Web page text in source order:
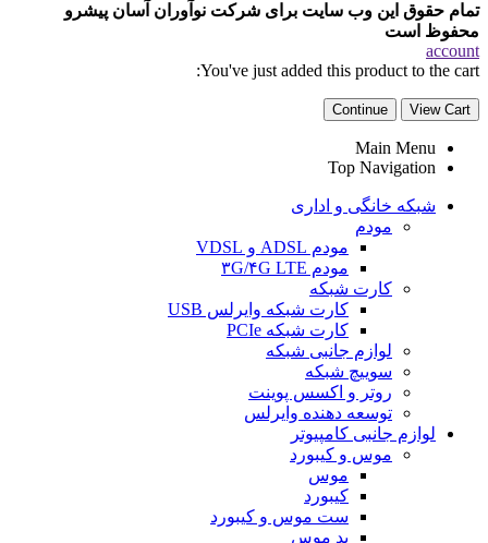
تمام حقوق این وب سایت برای شرکت نوآوران آسان پیشرو
محفوظ است
account
You've just added this product to the cart:
View Cart
Continue
Main Menu
Top Navigation
شبکه خانگی و اداری
مودم
مودم ADSL و VDSL
مودم ۳G/۴G LTE
کارت شبکه
کارت شبکه وایرلس USB
کارت شبکه PCIe
لوازم جانبی شبکه
سوییچ شبکه
روتر و اکسس پوینت
توسعه دهنده وایرلس
لوازم جانبی کامپیوتر
موس و کیبورد
موس
کیبورد
ست موس و کیبورد
پد موس